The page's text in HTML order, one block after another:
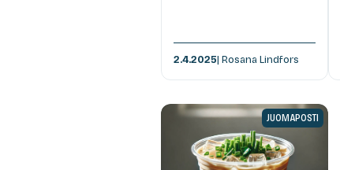
2.4.2025| Rosana Lindfors
JUOMAPOSTI